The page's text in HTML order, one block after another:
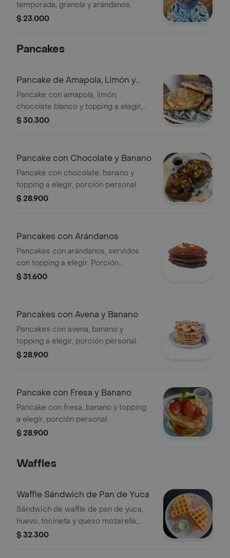
temporada, granola y arándanos.
$ 23.000
Pancakes
Pancake de Amapola, Limón y
Chocolate
Pancake con amapola, limón,
chocolate blanco y topping a elegir,
porción personal.
$ 30.300
Pancake con Chocolate y Banano
Pancake con chocolate, banano y
topping a elegir, porción personal.
$ 28.900
Pancakes con Arándanos
Pancakes con arándanos, servidos
con topping a elegir. Porción
personal. Incluye almendras laminadas
$ 31.600
Pancakes con Avena y Banano
Pancakes con avena, banano y
topping a elegir, porción personal.
$ 28.900
Pancake con Fresa y Banano
Pancake con fresa, banano y topping
a elegir, porción personal.
$ 28.900
Waffles
Waffle Sándwich de Pan de Yuca
Sándwich de waffle de pan de yuca,
huevo, tocineta y queso mozarella,
acompañado de crema agria.
$ 32.300